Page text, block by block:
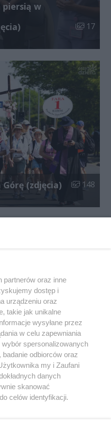
w
Liczba
17
Górę (zdjęcia) Liczba
148
Prywatność
Praca Łódź
partnerów oraz inne
dostęp i
urządzeniu oraz
takie jak unikalne
wysyłane przez
w celu zapewniania
spersonalizowanych
odbiorców oraz
my i Zaufani
danych
skanować
celów identyfikacji.